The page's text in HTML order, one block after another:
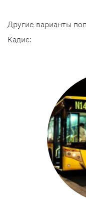
Другие варианты
Кадис: